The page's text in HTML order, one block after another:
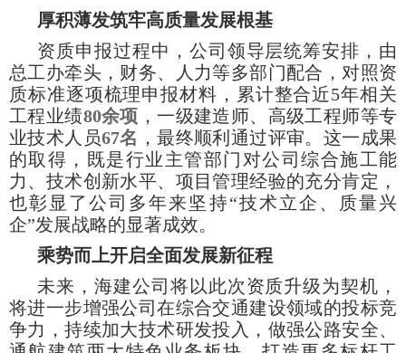
厚积薄发筑牢高质量发展根基
资质申报过程中，公司领导层统筹安排，由
总工办牵头，财务、人力等多部门配合，对照资
质标准逐项梳理申报材料，累计整合近5年相关
工程业绩80余项 ，一级建造师、高级工程师等专
业技术人员67名 ，最终顺利通过评审。这一成果
的取得，既是行业主管部门对公司综合施工能
力、技术创新水平、项目管理经验的充分肯定，
也彰显了公司多年来坚持“技术立企、质量兴
企”发展战略的显著成效。
乘势而上开启全面发展新征程
未来，海建公司将以此次资质升级为契机，
将进一步增强公司在综合交通建设领域的投标竞
争力，持续加大技术研发投入，做强公路安全、